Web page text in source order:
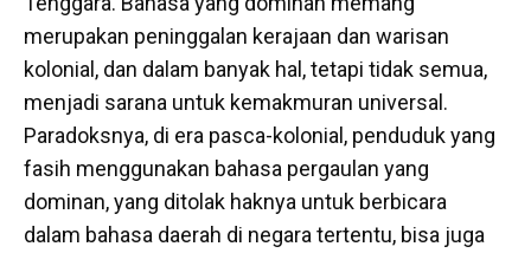
merupakan peninggalan kerajaan dan warisan
kolonial, dan dalam banyak hal, tetapi tidak semua,
menjadi sarana untuk kemakmuran universal.
Paradoksnya, di era pasca-kolonial, penduduk yang
fasih menggunakan bahasa pergaulan yang
dominan, yang ditolak haknya untuk berbicara
dalam bahasa daerah di negara tertentu, bisa juga